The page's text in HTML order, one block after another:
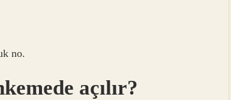
no.
açılır?